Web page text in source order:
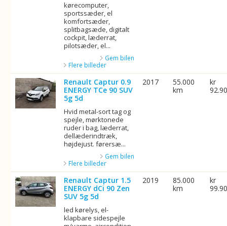
kørecomputer,
sportssæder, el
komfortsæder,
splitbagsæde, digitalt
cockpit, læderrat,
pilotsæder, el...
Gem bilen
Flere billeder
Renault Captur 0.9
ENERGY TCe 90 SUV
5g 5d
Hvid metal-sort tag og
spejle, mørktonede
ruder i bag, læderrat,
dellæderindtræk,
højdejust. førersæ...
Gem bilen
Flere billeder
2017
55.000
km
kr
Renault Captur 1.5
ENERGY dCi 90 Zen
SUV 5g 5d
led kørelys, el-
klapbare sidespejle
2019
85.000
km
kr